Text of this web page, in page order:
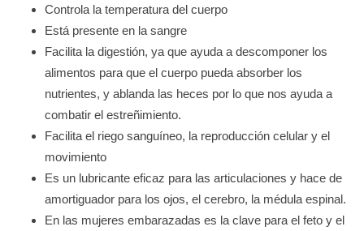
Controla la temperatura del cuerpo
Está presente en la sangre
Facilita la digestión, ya que ayuda a descomponer los
alimentos para que el cuerpo pueda absorber los
nutrientes, y ablanda las heces por lo que nos ayuda a
combatir el estreñimiento.
Facilita el riego sanguíneo, la reproducción celular y el
movimiento
Es un lubricante eficaz para las articulaciones y hace de
amortiguador para los ojos, el cerebro, la médula espinal.
En las mujeres embarazadas es la clave para el feto y el